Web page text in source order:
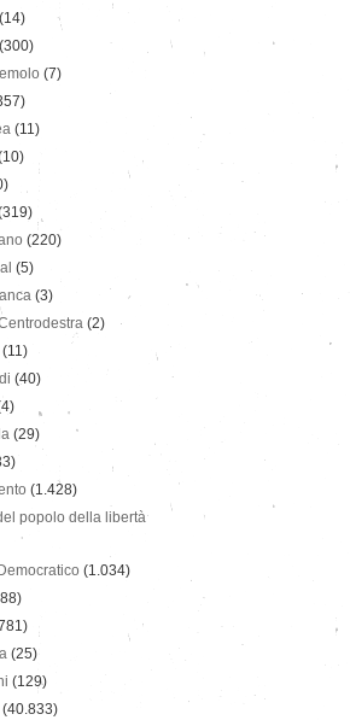
(14)
(300)
(7)
(11)
(220)
(5)
(3)
(2)
(11)
(40)
(29)
(1.428)
popolo della libertà
(1.034)
(25)
(129)
(40.833)